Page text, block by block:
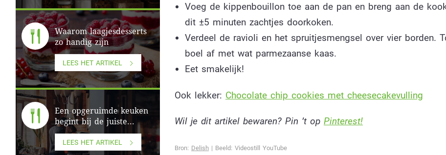
Waarom laagjesdesserts
zo handig zijn
LEES HET ARTIKEL
Een opgeruimde keuken
begint bij de juiste...
LEES HET ARTIKEL
Voeg de kippenbouillon toe aan de pan en breng aan de
dit ±5 minuten zachtjes doorkoken.
Verdeel de ravioli en het spruitjesmengsel over vier borden.
boel af met wat parmezaanse kaas.
Eet smakelijk!
Ook lekker: Chocolate chip cookies met cheesecakevulling
Wil je dit artikel bewaren? Pin ’t op Pinterest!
Bron: Delish| Beeld: Videostill YouTube